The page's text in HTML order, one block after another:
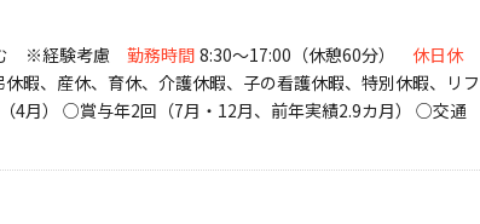
※経験考慮 勤務時間 8:30～17:00（休憩60分）
休日休
暇、産休、育休、介護休暇、子の看護休暇、特別休暇、リフ
4月） ○賞与年2回（7月・12月、前年実績2.9カ月） ○交通